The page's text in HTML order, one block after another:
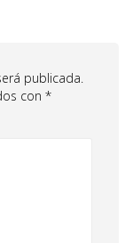
publicada.
con *